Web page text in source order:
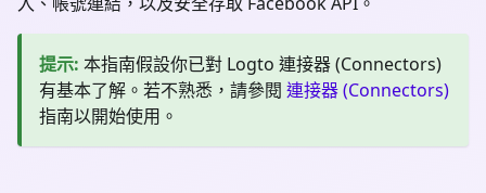
提示: 本指南假設你已對 Logto 連接器 (Connectors)
有基本了解。若不熟悉，請參閱 連接器 (Connectors)
指南以開始使用。